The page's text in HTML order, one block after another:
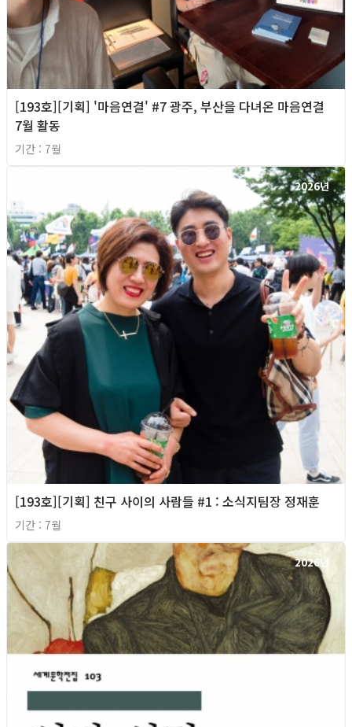
[193호][기획] '마음연결' #7 광주, 부산을 다녀온 마음연결
7월 활동
기간 : 7월
2026년
[193호][기획] 친구 사이의 사람들 #1 : 소식지팀장 정재훈
기간 : 7월
2026년